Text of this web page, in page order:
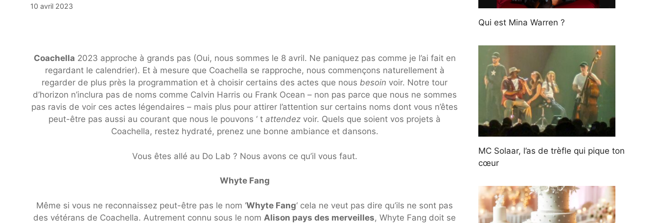
10 avril 2023
Coachella 2023 approche à grands pas (Oui, nous sommes le 8 avril. Ne paniquez pas comme je l’ai fait en
regardant le calendrier). Et à mesure que Coachella se rapproche, nous commençons naturellement à
regarder de plus près la programmation et à choisir certains des actes que nous besoin voir. Notre tour
d’horizon n’inclura pas de noms comme Calvin Harris ou Frank Ocean – non pas parce que nous ne sommes
pas ravis de voir ces actes légendaires – mais plus pour attirer l’attention sur certains noms dont vous n’êtes
peut-être pas aussi au courant que nous le pouvons ‘ t attendez voir. Quels que soient vos projets à
Coachella, restez hydraté, prenez une bonne ambiance et dansons.
Vous êtes allé au Do Lab ? Nous avons ce qu’il vous faut.
Whyte Fang
Même si vous ne reconnaissez peut-être pas le nom ‘Whyte Fang‘ cela ne veut pas dire qu’ils ne sont pas
des vétérans de Coachella. Autrement connu sous le nom Alison pays des merveilles, Whyte Fang doit se
Qui est Mina Warren ?
MC Solaar, l’as de trèfle qui pique ton
cœur